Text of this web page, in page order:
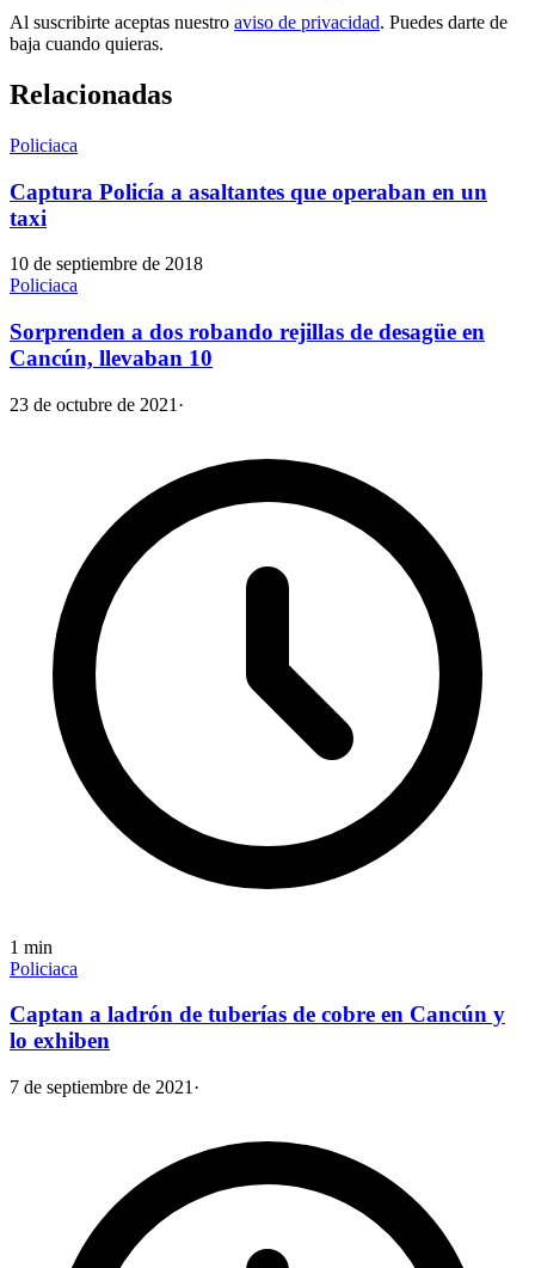
Al suscribirte aceptas nuestro aviso de privacidad. Puedes darte de
baja cuando quieras.
Relacionadas
Policiaca
Captura Policía a asaltantes que operaban en un
taxi
10 de septiembre de 2018
Policiaca
Sorprenden a dos robando rejillas de desagüe en
Cancún, llevaban 10
23 de octubre de 2021 ·
1 min
Policiaca
Captan a ladrón de tuberías de cobre en Cancún y
lo exhiben
7 de septiembre de 2021 ·